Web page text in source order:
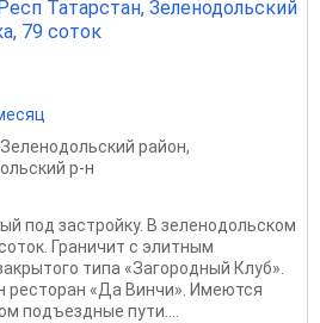
Татарстан, Зеленодольский
79 соток
Зеленодольский район,
р-н
под застройку. В зеленодольском
Граничит с элитным
типа «Загородный Клуб».
ресторан «Да Винчи». Имеются
подъездные пути....